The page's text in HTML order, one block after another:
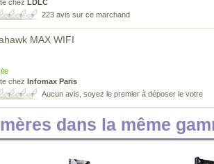
chez LDLC
223 avis sur ce marchand
MAX WIFI
chez Infomax Paris
Aucun avis, soyez le premier à déposer le votre
dans la même